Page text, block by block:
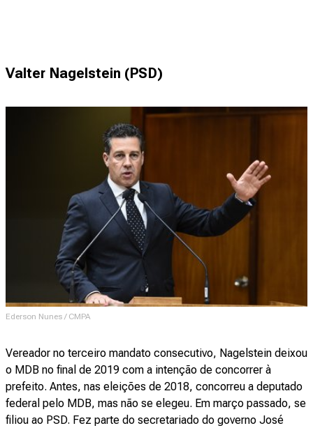
Valter Nagelstein (PSD)
Ederson Nunes / CMPA
Vereador no terceiro mandato consecutivo, Nagelstein deixou
o MDB no final de 2019 com a intenção de concorrer à
prefeito. Antes, nas eleições de 2018, concorreu a deputado
federal pelo MDB, mas não se elegeu. Em março passado, se
filiou ao PSD. Fez parte do secretariado do governo José